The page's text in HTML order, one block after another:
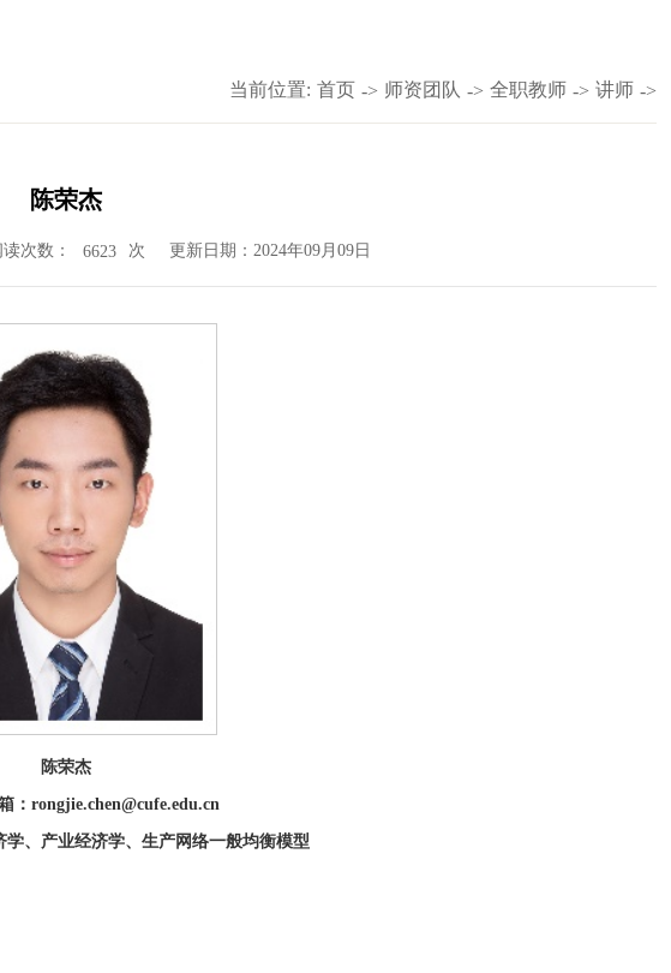
当前位置: 首页 -> 师资团队 -> 全职教师 -> 讲师 ->
陈荣杰
读次数： 6623 次 更新日期：2024年09月09日
陈荣杰
：rongjie.chen@cufe.edu.cn
学、产业经济学、生产网络一般均衡模型